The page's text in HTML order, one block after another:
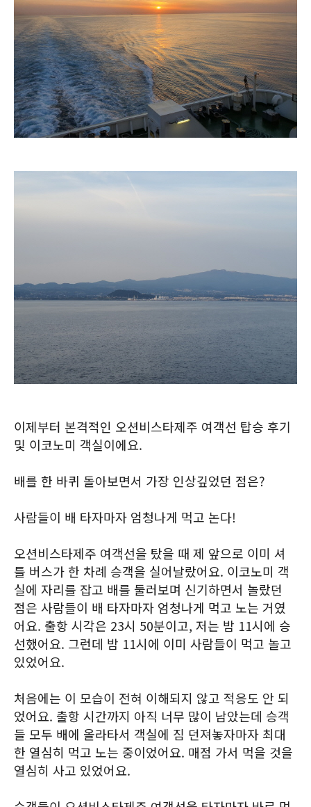
이제부터 본격적인 오션비스타제주 여객선 탑승 후기
및 이코노미 객실이에요.
배를 한 바퀴 돌아보면서 가장 인상깊었던 점은?
사람들이 배 타자마자 엄청나게 먹고 논다!
오션비스타제주 여객선을 탔을 때 제 앞으로 이미 셔
틀 버스가 한 차례 승객을 실어날랐어요. 이코노미 객
실에 자리를 잡고 배를 둘러보며 신기하면서 놀랐던
점은 사람들이 배 타자마자 엄청나게 먹고 노는 거였
어요. 출항 시각은 23시 50분이고, 저는 밤 11시에 승
선했어요. 그런데 밤 11시에 이미 사람들이 먹고 놀고
있었어요.
처음에는 이 모습이 전혀 이해되지 않고 적응도 안 되
었어요. 출항 시간까지 아직 너무 많이 남았는데 승객
들 모두 배에 올라타서 객실에 짐 던져놓자마자 최대
한 열심히 먹고 노는 중이었어요. 매점 가서 먹을 것을
열심히 사고 있었어요.